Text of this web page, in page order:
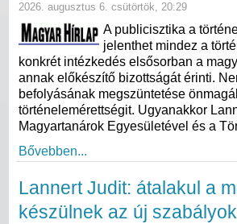
2026. augusztus 6. csütörtök, 20:29
A publicisztika a
jelenthet mindez a
konkrét intézkedés elsősorban a
annak előkészítő bizottságát érinti.
befolyásának megszüntetése
történelemérettségit. Ugyanakkor
Magyartanárok Egyesületével és a
Bővebben...
Lannert Judit: átalakul a
készülnek az új szabályok